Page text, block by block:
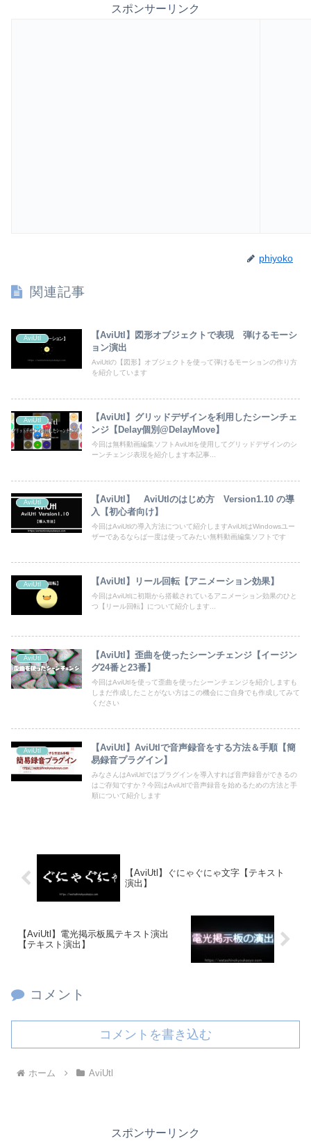
スポンサーリンク
phiyoko
関連記事
AviUtl
【AviUtl】図形オブジェクトで表現 弾けるモーシ
ョン演出
AviUtlの【図形】オブジェクトを使って弾けるモーションの作り方
を紹介しています
AviUtl
【AviUtl】グリッドデザインを利用したシーンチェ
ンジ【Delay個別@DelayMove】
今回は無料動画編集ソフトAviUtlを使用してグリッドデザインのシ
ーンチェンジ表現を紹介します本記事...
AviUtl
【AviUtl】 AviUtlのはじめ方 Version1.10 の導
入【初心者向け】
今回はAviUtlの導入方法について紹介しますAviUtlはWindowsユー
ザーであるならば一度は使ってみたい無料動画編集ソフトです
AviUtl 【AviUtl】リール回転【アニメーション効果】
今回はAviUtlに初期から搭載されているアニメーション効果のひと
つ【リール回転】について紹介します...
AviUtl
【AviUtl】歪曲を使ったシーンチェンジ【イージン
グ24番と23番】
今回はAviUtlを使って歪曲を使ったシーンチェンジを紹介しますも
しまだ作成したことがない方はこの機会にご自身でも作成してみて
ください
AviUtl
【AviUtl】AviUtlで音声録音をする方法＆手順【簡
易録音プラグイン】
みなさんはAviUtlではプラグインを導入すれば音声録音ができるの
はご存知ですか？今回はAviUtlで音声録音を始めるための方法と手
順について紹介します
【AviUtl】ぐにゃぐにゃ文字【テキスト
演出】
【AviUtl】電光掲示板風テキスト演出
【テキスト演出】
コメント
コメントを書き込む
ホーム AviUtl
スポンサーリンク